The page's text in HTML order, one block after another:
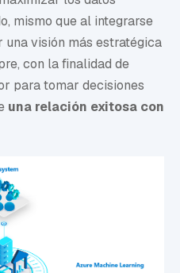
mismo que al integrarse
visión más estratégica
con la finalidad de
para tomar decisiones
una relación exitosa con